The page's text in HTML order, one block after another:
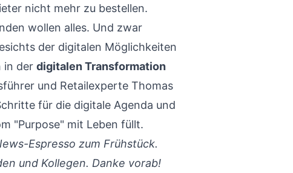
nicht mehr zu bestellen.
wollen alles. Und zwar
der digitalen Möglichkeiten
in der digitalen Transformation
und Retailexperte Thomas
für die digitale Agenda und
"Purpose" mit Leben füllt.
Espresso zum Frühstück.
und Kollegen. Danke vorab!